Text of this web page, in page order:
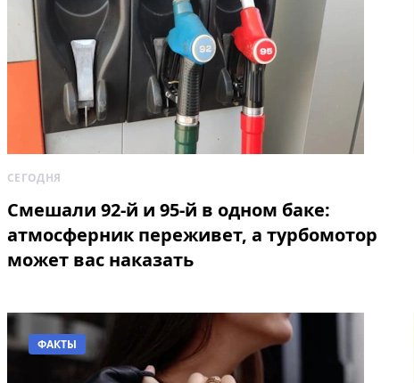
СЕГОДНЯ
Смешали 92-й и 95-й в одном баке:
атмосферник переживет, а турбомотор
может вас наказать
ФАКТЫ